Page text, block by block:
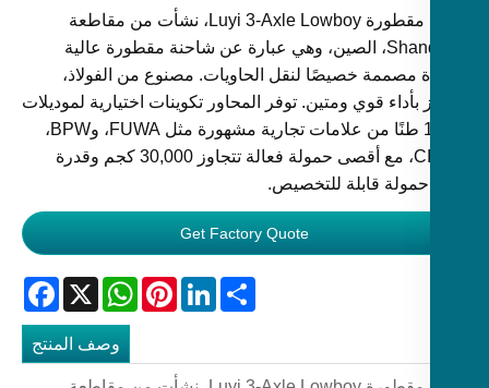
نصف مقطورة Luyi 3-Axle Lowboy، نشأت من مقاطعة
Shandong، الصين، وهي عبارة عن شاحنة مقطورة عالية
مصممة خصيصًا لنقل الحاويات. مصنوع من الفولاذ،
بأداء قوي ومتين. توفر المحاور تكوينات اختيارية لموديلات
13/16 طنًا من علامات تجارية مشهورة مثل FUWA، وBPW،
وCIMC، مع أقصى حمولة فعالة تتجاوز 30,000 كجم وقدرة
قابلة للتخصيص.
Get Factory Quote
Facebook X
WhatsAppPinterestLinkedIn
وصف المنتج